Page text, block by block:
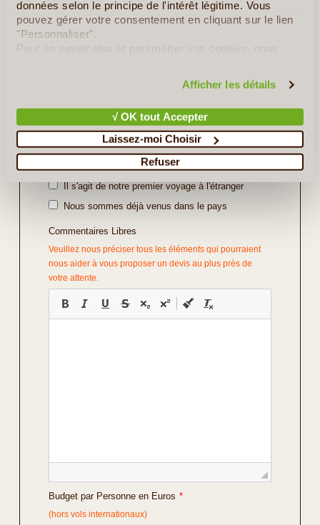
données selon le principe de l'intérêt légitime. Vous
pouvez gérer votre consentement en cliquant sur le lien
"Personnaliser".
Pour en savoir plus et paramétrer vos cookies, nous
Afficher les détails
√ OK tout Accepter
Laissez-moi Choisir
Refuser
Repas
Avec Voiture de Location
Divers
Il s'agit d'un voyage de noce
Il s'agit de notre premier voyage à l'étranger
Nous sommes déjà venus dans le pays
Commentaires Libres
Veuillez nous préciser tous les éléments qui pourraient
nous aider à vous proposer un devis au plus près de
votre attente.
Budget par Personne en Euros *
(hors vols internationaux)